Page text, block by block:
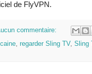
de FlyVPN.
commentaire:
regarder Sling TV, Sling